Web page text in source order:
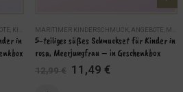
KINDER ,MARITIME SCHMUCKSETS,SCHMUCK
in
MARITIMER KINDERSCHMUCK ANGEBOTE MARITIME SCHMUCKSETS
5-teiliges süßes Schmuckset für Kinder in
rosa, Meerjungfrau – in Geschenkbox
12,99€ Ursprünglicher
Preis
11,49 €Aktueller